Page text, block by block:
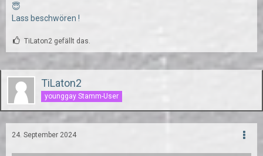
😇
Lass beschwören !
TiLaton2 gefällt das.
TiLaton2
younggay Stamm-User
24. September 2024